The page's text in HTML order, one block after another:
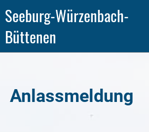
Seeburg-Würzenbach-
Büttenen
Anlassmeldung